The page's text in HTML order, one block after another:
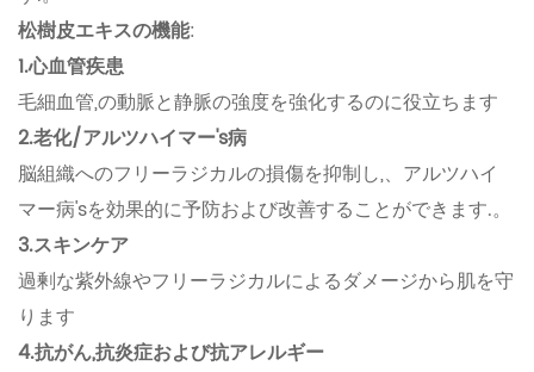
松樹皮エキスの機能:
1.心血管疾患
毛細血管,の動脈と静脈の強度を強化するのに役立ちます
2.老化/アルツハイマー's病
脳組織へのフリーラジカルの損傷を抑制し,、アルツハイ
マー病'sを効果的に予防および改善することができます.。
3.スキンケア
過剰な紫外線やフリーラジカルによるダメージから肌を守
ります
4.抗がん,抗炎症および抗アレルギー